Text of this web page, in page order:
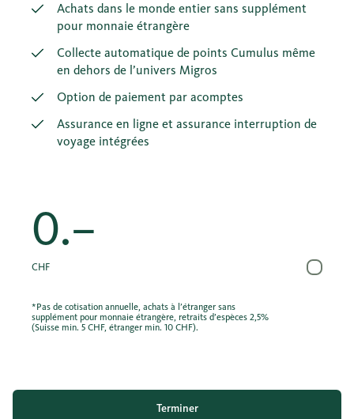
Achats dans le monde entier sans supplément
pour monnaie étrangère
Collecte automatique de points Cumulus même
en dehors de l’univers Migros
Option de paiement par acomptes
Assurance en ligne et assurance interruption de
voyage intégrées
0.–
CHF
*Pas de cotisation annuelle, achats à l’étranger sans
supplément pour monnaie étrangère, retraits d’espèces 2,5%
(Suisse min. 5 CHF, étranger min. 10 CHF).
Terminer